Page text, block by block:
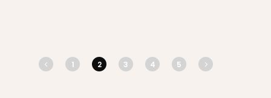
1 2 3 4 5